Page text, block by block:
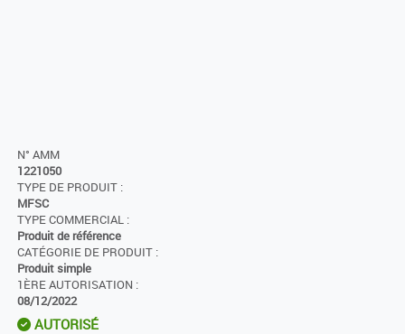
N° AMM
1221050
TYPE DE PRODUIT :
MFSC
TYPE COMMERCIAL :
Produit de référence
CATÉGORIE DE PRODUIT :
Produit simple
1ÈRE AUTORISATION :
08/12/2022
AUTORISÉ